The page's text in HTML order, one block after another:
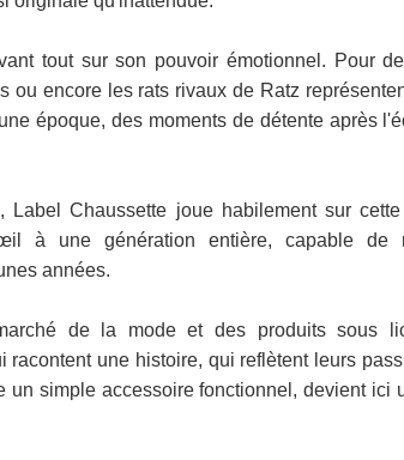
tout sur son pouvoir émotionnel. Pour
ou encore les rats rivaux de Ratz
époque, des moments de détente après
Chaussette joue habilement sur
à une génération entière, capable de
années.
de la mode et des produits sous
une histoire, qui reflètent leurs
simple accessoire fonctionnel, devient ici